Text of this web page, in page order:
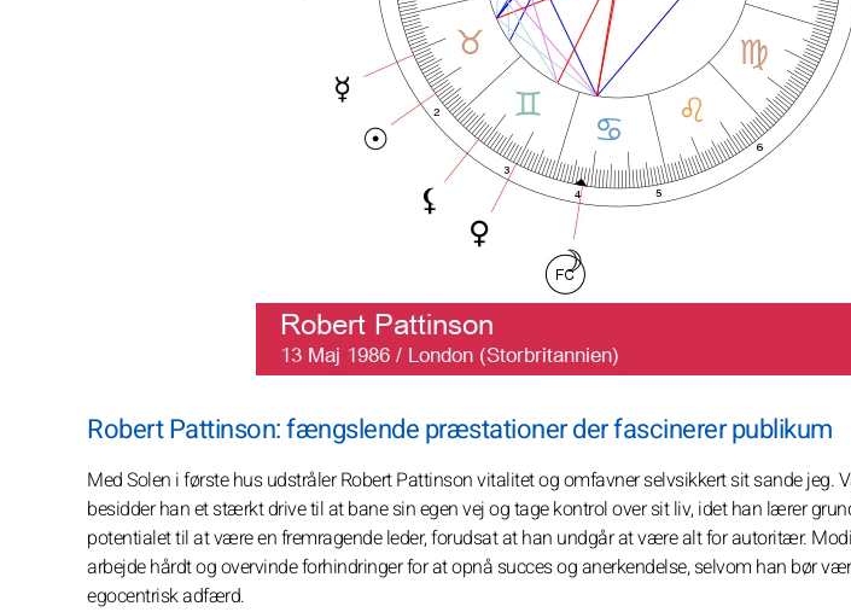
Robert Pattinson: fængslende præstationer der fascinerer publikum
Med Solen i første hus udstråler Robert Pattinson vitalitet og omfavner selvsikkert sit sande jeg.
besidder han et stærkt drive til at bane sin egen vej og tage kontrol over sit liv, idet han lærer
potentialet til at være en fremragende leder, forudsat at han undgår at være alt for autoritær.
arbejde hårdt og overvinde forhindringer for at opnå succes og anerkendelse, selvom han bør
egocentrisk adfærd.